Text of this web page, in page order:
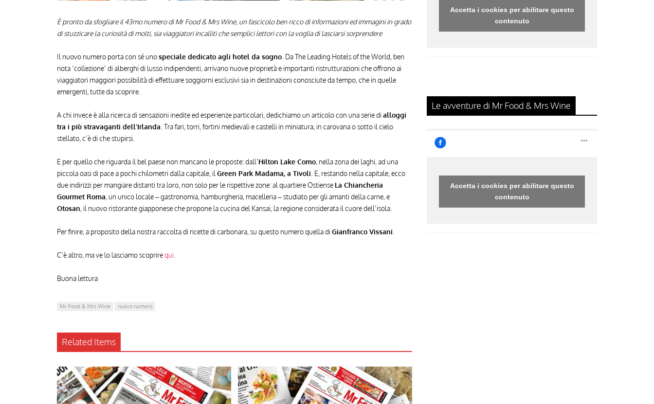
È pronto da sfogliare il 43mo numero di Mr Food & Mrs Wine, un fascicolo ben ricco di informazioni ed immagini in grado
di stuzzicare la curiosità di molti, sia viaggiatori incalliti che semplici lettori con la voglia di lasciarsi sorprendere
Il nuovo numero porta con sé unospeciale dedicato agli hotel da sogno. Da The Leading Hotels of the World, ben
nota ‘collezione’ di alberghi di lusso indipendenti, arrivano nuove proprietà e importanti ristrutturazioni che offrono ai
viaggiatori maggiori possibilità di effettuare soggiorni esclusivi sia in destinazioni conosciute da tempo, che in quelle
emergenti, tutte da scoprire.
A chi invece è alla ricerca di sensazioni inedite ed esperienze particolari, dedichiamo un articolo con una serie di alloggi
tra i più stravaganti dell’Irlanda. Tra fari, torri, fortini medievali e castelli in miniatura, in carovana o sotto il cielo
stellato, c’è di che stupirsi.
E per quello che riguarda il bel paese non mancano le proposte: dall’Hilton Lake Como, nella zona dei laghi, ad una
piccola oasi di pace a pochi chilometri dalla capitale, ilGreen Park Madama, a Tivoli. E, restando nella capitale, ecco
due indirizzi per mangiare distanti tra loro, non solo per le rispettive zone: al quartiere Ostiense La Chiancheria
Gourmet Roma, un unico locale – gastronomia, hamburgheria, macelleria – studiato per gli amanti della carne, e
Otosan, il nuovo ristorante giapponese che propone la cucina del Kansai, la regione considerata il cuore dell’isola.
Per finire, a proposito della nostra raccolta di ricette di carbonara, su questo numero quella di Gianfranco Vissani.
C’è altro, ma ve lo lasciamo scoprirequi.
Buona lettura
Mr Food & Mrs Wine nuovo numero
Related Items
Accetta i cookies per abilitare questo
contenuto
Le avventure di Mr Food & Mrs Wine
Accetta i cookies per abilitare questo
contenuto